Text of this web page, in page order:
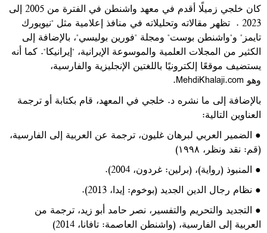
كان خلجي زميلًا أقدم في معهد واشنطن
في الفترة من 2005 إلى
2023 .
تظهر مقالاته وتحليلاته في منافذ إعلامية مثل "نيويورك
تايمز" و"واشنطن بوست" ومجلة "فورين بوليسي"، بالإضافة إلى
الكثير من المجلات العلمية والموسوعة الإيرانية، "إيرانيكا". كما أنه
يستضيف موقعًا إلكترونيًا باللغتين الإنجليزية والفارسية،
وهو MehdiKhalaji.com.
بالإضافة إلى ما نشره د. خلجي في المعهد، قام بكتابة أو ترجمة
العناوين التالية:‏
● الضمير العربي لبرهان غليون، ترجمة عن العربية إلى الفارسية،
(قم: نقد ونظر، ١٩٩٨)
● المنبوذ (رواية)، (برلين: غردون، 2004).
● نظام رجال الدين الجديد (بوخوم: إيدا، 2013).
● التجديد والتحريم والتفسير، نصر حامد أبو زيد، ترجمة من
العربية إلى الفارسية، (واشنطن العاصمة: تافانا، 2014)